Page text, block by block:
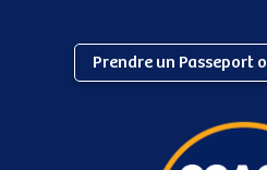
Prendre un Passeport